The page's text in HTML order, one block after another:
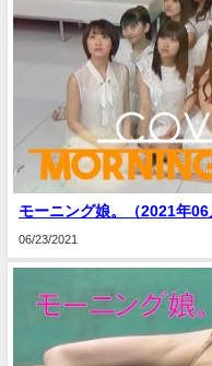
モーニング娘。（2021年
06/23/2021